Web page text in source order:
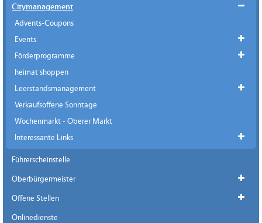
Citymanagement
Advents-Coupons
Events
Förderprogramme
heimat shoppen
Leerstandsmanagement
Verkaufsoffene Sonntage
Wochenmarkt - Oberer Markt
Interessante Links
Führerscheinstelle
Oberbürgermeister
Offene Stellen
Onlinedienste